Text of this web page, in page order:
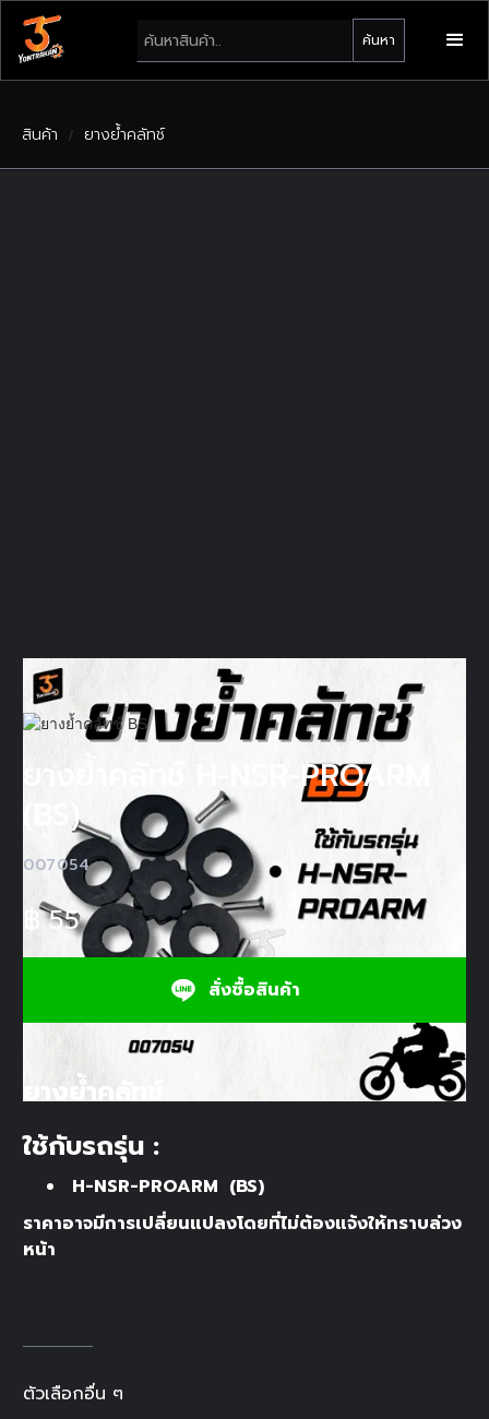
สินค้า / ยางย้ำคลัทช์
ยางย้ำคลัทช์ H-NSR-PROARM
(BS)
007054
฿ 55
สั่งซื้อสินค้า
ยางย้ำคลัทช์
ใช้กับรถรุ่น :
H-NSR-PROARM (BS)
ราคาอาจมีการเปลี่ยนแปลงโดยที่ไม่ต้องแจ้งให้ทราบล่วง
หน้า
ตัวเลือกอื่น ๆ